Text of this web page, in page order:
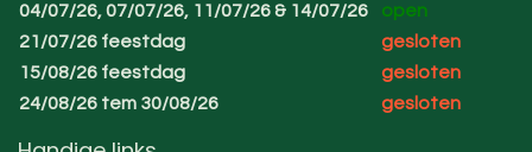
04/07/26, 07/07/26, 11/07/26 & 14/07/26
open
21/07/26 feestdag
gesloten
15/08/26 feestdag
gesloten
24/08/26 tem 30/08/26
gesloten